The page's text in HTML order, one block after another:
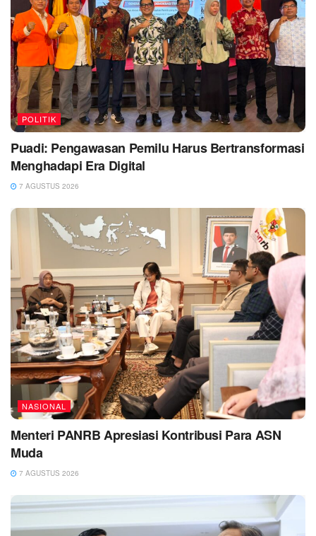
POLITIK
Puadi: Pengawasan Pemilu Harus Bertransformasi
Menghadapi Era Digital
7 AGUSTUS 2026
NASIONAL
Menteri PANRB Apresiasi Kontribusi Para ASN
Muda
7 AGUSTUS 2026